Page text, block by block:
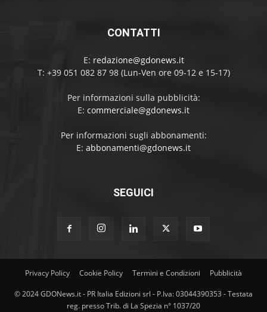
CONTATTI
E: redazione@gdonews.it
T: +39 051 082 87 98 (Lun-Ven ore 09-12 e 15-17)
Per informazioni sulla pubblicità:
E: commerciale@gdonews.it
Per informazioni sugli abbonamenti:
E: abbonamenti@gdonews.it
SEGUICI
Privacy Policy Cookie Policy Termini e Condizioni Pubblicità
© 2024 GDONews.it - PR Italia Edizioni srl - P.Iva: 03044390353 - Testata
reg. presso Trib. di La Spezia n° 1037/20